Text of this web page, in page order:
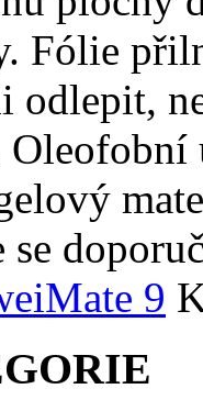
Fólie
odlepit,
se
Mate 9